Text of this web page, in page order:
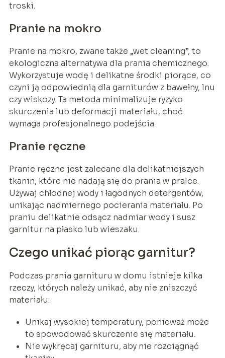
troski.
Pranie na mokro
Pranie na mokro, zwane także „wet cleaning”, to
ekologiczna alternatywa dla prania chemicznego.
Wykorzystuje wodę i delikatne środki piorące, co
czyni ją odpowiednią dla garniturów z bawełny, lnu
czy wiskozy. Ta metoda minimalizuje ryzyko
skurczenia lub deformacji materiału, choć
wymaga profesjonalnego podejścia.
Pranie ręczne
Pranie ręczne jest zalecane dla delikatniejszych
tkanin, które nie nadają się do prania w pralce.
Używaj chłodnej wody i łagodnych detergentów,
unikając nadmiernego pocierania materiału. Po
praniu delikatnie odsącz nadmiar wody i susz
garnitur na płasko lub wieszaku.
Czego unikać piorąc garnitur?
Podczas prania garnituru w domu istnieje kilka
rzeczy, których należy unikać, aby nie zniszczyć
materiału:
Unikaj wysokiej temperatury, ponieważ może
to spowodować skurczenie się materiału.
Nie wykręcaj garnituru, aby nie rozciągnąć